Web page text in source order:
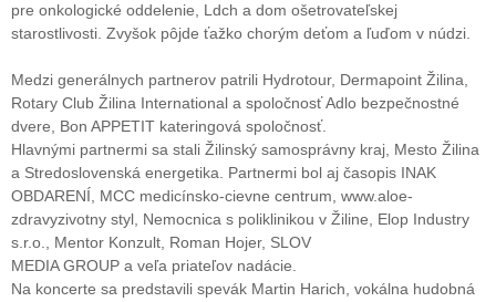
pre onkologické oddelenie, Ldch a dom ošetrovateľskej
starostlivosti. Zvyšok pôjde ťažko chorým deťom a ľuďom v núdzi.
Medzi generálnych partnerov patrili Hydrotour, Dermapoint Žilina,
Rotary Club Žilina International a spoločnosť Adlo bezpečnostné
dvere, Bon APPETIT kateringová spoločnosť.
Hlavnými partnermi sa stali Žilinský samosprávny kraj, Mesto Žilina
a Stredoslovenská energetika. Partnermi bol aj časopis INAK
OBDARENÍ, MCC medicínsko-cievne centrum, www.aloe-
zdravyzivotny styl, Nemocnica s poliklinikou v Žiline, Elop Industry
s.r.o., Mentor Konzult, Roman Hojer, SLOV
MEDIA GROUP a veľa priateľov nadácie.
Na koncerte sa predstavili spevák Martin Harich, vokálna hudobná